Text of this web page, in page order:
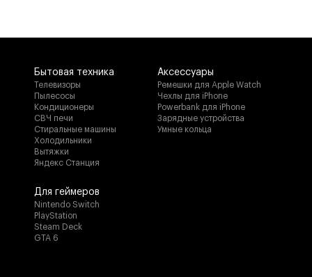
Бытовая техника
Телевизоры
Пылесосы
Кондиционеры
СВЧ печи
Стиральные машины
Холодильники
Вытяжки
Яндекс Станция
Для геймеров
Nintendo Switch
PlayStation
Steam Deck
GTA 6
Аксессуары
Ремешки для Apple Watch
Чехлы для iPhone
Powerbank для iPhone
Зарядные устройства
Умные кольца